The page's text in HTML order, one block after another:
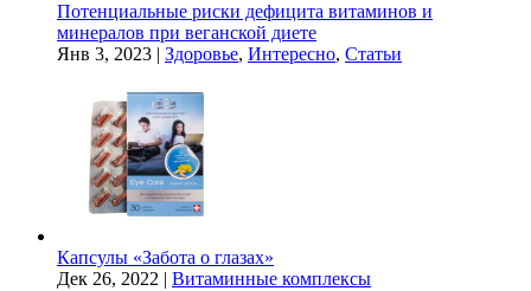
Потенциальные риски дефицита витаминов и
минералов при веганской диете
Янв 3, 2023 | Здоровье, Интересно, Статьи
Капсулы «Забота о глазах»
Дек 26, 2022 | Витаминные комплексы